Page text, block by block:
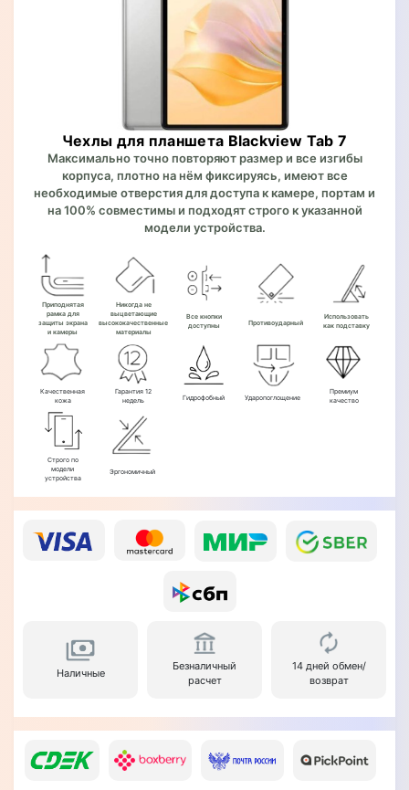
Чехлы для планшета Blackview Tab 7
Максимально точно повторяют размер и все изгибы
корпуса, плотно на нём фиксируясь, имеют все
необходимые отверстия для доступа к камере, портам и
на 100% совместимы и подходят строго к указанной
модели устройства.
Приподнятая
рамка для
защиты экрана
и камеры
Никогда не
выцветающие
высококачественные
материалы
Все кнопки
доступны
Противоударный
Использовать
как подставку
Качественная
кожа
Гарантия 12
недель
Гидрофобный Ударопоглощение
Премиум
качество
Строго по
модели
устройства
Эргономичный
Наличные
Безналичный
расчет
14 дней обмен/
возврат